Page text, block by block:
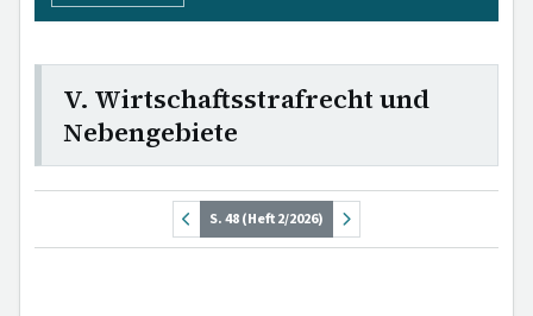
V. Wirtschaftsstrafrecht und
Nebengebiete
S. 48 (Heft 2/2026)